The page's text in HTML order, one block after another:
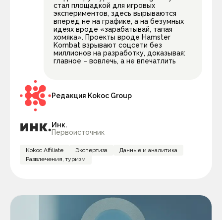
стал площадкой для игровых
экспериментов, здесь вырываются
вперед не на графике, а на безумных
идеях вроде «зарабатывай, тапая
хомяка». Проекты вроде Hamster
Kombat взрывают соцсети без
миллионов на разработку, доказывая:
главное – вовлечь, а не впечатлить
Редакция Kokoc Group
Инк.
Первоисточник
Kokoc Affiliate Экспертиза
Данные и аналитика
Развлечения, туризм